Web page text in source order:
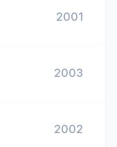
2001
2003
2002